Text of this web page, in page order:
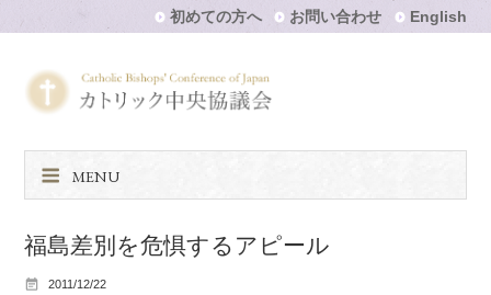
初めての方へ お問い合わせ English
MENU
福島差別を危惧するアピール
2011/12/22